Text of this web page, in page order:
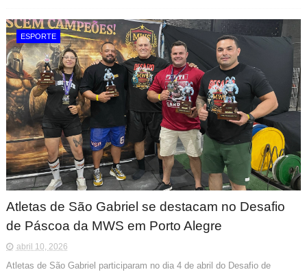
ESPORTE
Atletas de São Gabriel se destacam no Desafio
de Páscoa da MWS em Porto Alegre
abril 10, 2026
Atletas de São Gabriel participaram no dia 4 de abril do Desafio de